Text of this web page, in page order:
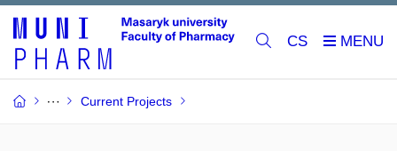
CS
Current Projects